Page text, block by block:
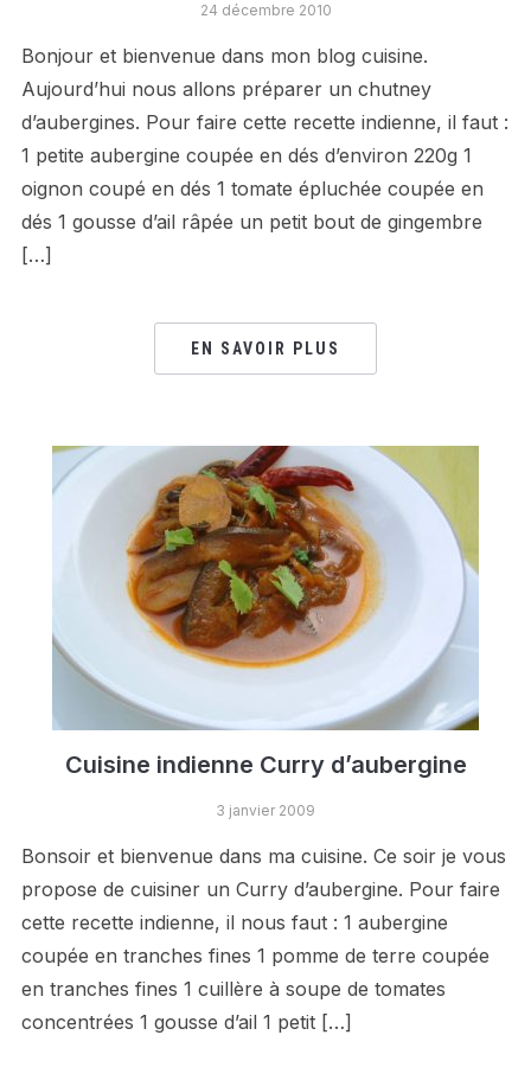
24 décembre 2010
Bonjour et bienvenue dans mon blog cuisine.
Aujourd’hui nous allons préparer un chutney
d’aubergines. Pour faire cette recette indienne, il faut :
1 petite aubergine coupée en dés d’environ 220g 1
oignon coupé en dés 1 tomate épluchée coupée en
dés 1 gousse d’ail râpée un petit bout de gingembre
[…]
EN SAVOIR PLUS
Cuisine indienne Curry d’aubergine
3 janvier 2009
Bonsoir et bienvenue dans ma cuisine. Ce soir je vous
propose de cuisiner un Curry d’aubergine. Pour faire
cette recette indienne, il nous faut : 1 aubergine
coupée en tranches fines 1 pomme de terre coupée
en tranches fines 1 cuillère à soupe de tomates
concentrées 1 gousse d’ail 1 petit […]